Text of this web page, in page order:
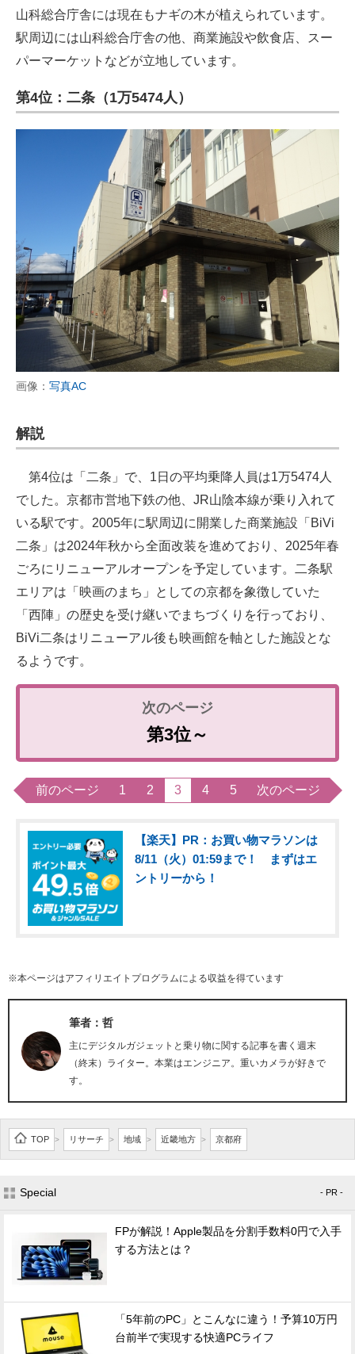
山科総合庁舎には現在もナギの木が植えられています。
駅周辺には山科総合庁舎の他、商業施設や飲食店、スー
パーマーケットなどが立地しています。
第4位：二条（1万5474人）
画像： 写真AC
解説
第4位は「二条」で、1日の平均乗降人員は1万5474人
でした。京都市営地下鉄の他、JR山陰本線が乗り入れて
いる駅です。2005年に駅周辺に開業した商業施設「BiVi
二条」は2024年秋から全面改装を進めており、2025年春
ごろにリニューアルオープンを予定しています。二条駅
エリアは「映画のまち」としての京都を象徴していた
「西陣」の歴史を受け継いでまちづくりを行っており、
BiVi二条はリニューアル後も映画館を軸とした施設とな
るようです。
第3位～
前のページ 1 2 3 4 5 次のページ
【楽天】PR：お買い物マラソンは
8/11（火）01:59まで！ まずはエ
ントリーから！
※本ページはアフィリエイトプログラムによる収益を得ています
筆者：哲
主にデジタルガジェットと乗り物に関する記事を書く週末
（終末）ライター。本業はエンジニア。重いカメラが好きで
す。
TOP > リサーチ > 地域 > 近畿地方 > 京都府
Special - PR -
FPが解説！Apple製品を分割手数料0円で入手
する方法とは？
「5年前のPC」とこんなに違う！予算10万円
台前半で実現する快適PCライフ